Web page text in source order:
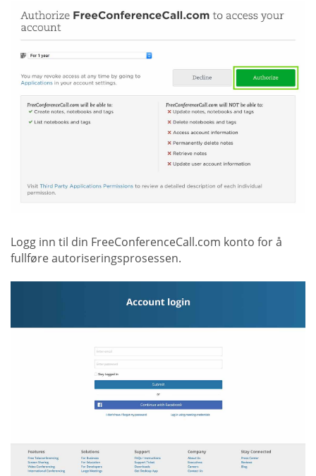
Logg inn til din FreeConferenceCall.com konto for å
fullføre autoriseringsprosessen.